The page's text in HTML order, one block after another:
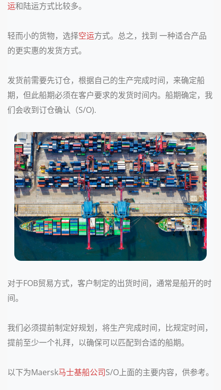
运和陆运方式比较多。
轻而小的货物，选择空运方式。总之，找到 一种适合产品
的更实惠的发货方式。
发货前需要先订仓，根据自己的生产完成时间，来确定船
期，但此船期必须在客户要求的发货时间内。船期确定，我
们会收到订仓确认（S/O).
对于FOB贸易方式，客户制定的出货时间，通常是船开的时
间。
我们必须提前制定好规划，将生产完成时间，比规定时间，
提前至少一个礼拜，以确保可以匹配到合适的船期。
以下为Maersk马士基船公司S/O上面的主要内容，供参考。